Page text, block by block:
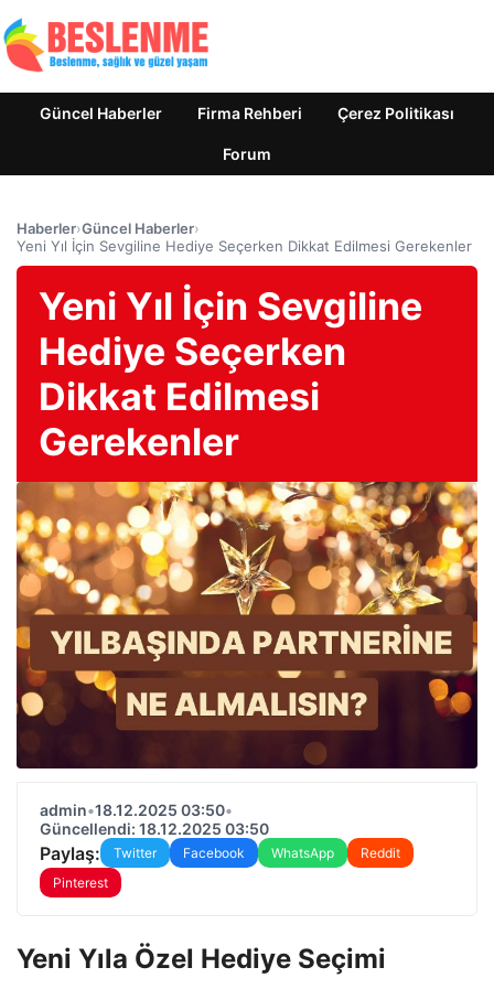
Güncel Haberler Firma Rehberi Çerez Politikası
Forum
Haberler›Güncel Haberler›
Yeni Yıl İçin Sevgiline Hediye Seçerken Dikkat Edilmesi Gerekenler
Yeni Yıl İçin Sevgiline
Hediye Seçerken
Dikkat Edilmesi
Gerekenler
admin•18.12.2025 03:50•
Güncellendi: 18.12.2025 03:50
Paylaş: Twitter Facebook WhatsApp
Reddit
Pinterest
Yeni Yıla Özel Hediye Seçimi